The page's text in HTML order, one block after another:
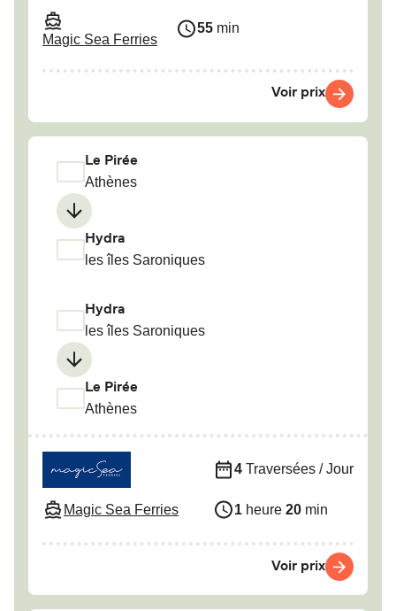
Magic Sea Ferries
55 min
Voir prix
Le Pirée
Athènes
Hydra
les îles Saroniques
Hydra
les îles Saroniques
Le Pirée
Athènes
Magic Sea Ferries
4 Traversées / Jour
1 heure 20 min
Voir prix